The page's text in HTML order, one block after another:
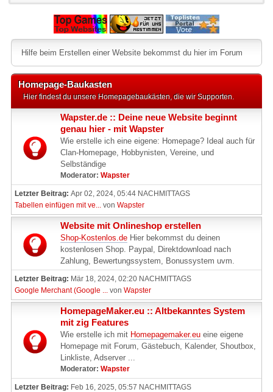
Hilfe beim Erstellen einer Website bekommst du hier im Forum
Homepage-Baukasten
Hier findest du unsere Homepagebaukästen, die wir Supporten.
Wapster.de :: Deine neue Website beginnt
genau hier - mit Wapster
Wie erstelle ich eine eigene: Homepage? Ideal auch für
Clan-Homepage, Hobbynisten, Vereine, und
Selbständige
Moderator: Wapster
Letzter Beitrag: Apr 02, 2024, 05:44 NACHMITTAGS
Tabellen einfügen mit ve... von Wapster
Website mit Onlineshop erstellen
Shop-Kostenlos.de Hier bekommst du deinen
kostenlosen Shop. Paypal, Direktdownload nach
Zahlung, Bewertungssystem, Bonussystem uvm.
Letzter Beitrag: Mär 18, 2024, 02:20 NACHMITTAGS
Google Merchant (Google ... von Wapster
HomepageMaker.eu :: Altbekanntes System
mit zig Features
Wie erstelle ich mit Homepagemaker.eu eine eigene
Homepage mit Forum, Gästebuch, Kalender, Shoutbox,
Linkliste, Adserver ...
Moderator: Wapster
Letzter Beitrag: Feb 16, 2025, 05:57 NACHMITTAGS